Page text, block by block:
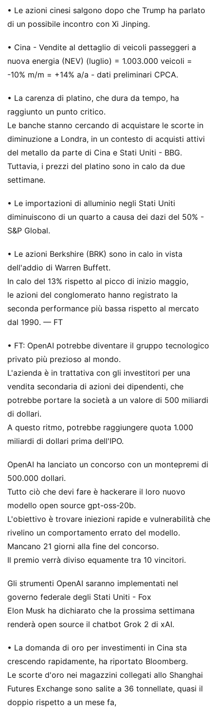
• Le azioni cinesi salgono dopo che Trump ha parlato
di un possibile incontro con Xi Jinping.
• Cina - Vendite al dettaglio di veicoli passeggeri a
nuova energia (NEV) (luglio) = 1.003.000 veicoli =
-10% m/m = +14% a/a - dati preliminari CPCA.
• La carenza di platino, che dura da tempo, ha
raggiunto un punto critico.
Le banche stanno cercando di acquistare le scorte in
diminuzione a Londra, in un contesto di acquisti attivi
del metallo da parte di Cina e Stati Uniti - BBG.
Tuttavia, i prezzi del platino sono in calo da due
settimane.
• Le importazioni di alluminio negli Stati Uniti
diminuiscono di un quarto a causa dei dazi del 50% -
S&P Global.
• Le azioni Berkshire (BRK) sono in calo in vista
dell'addio di Warren Buffett.
In calo del 13% rispetto al picco di inizio maggio,
le azioni del conglomerato hanno registrato la
seconda performance più bassa rispetto al mercato
dal 1990. — FT
• FT: OpenAI potrebbe diventare il gruppo tecnologico
privato più prezioso al mondo.
L'azienda è in trattativa con gli investitori per una
vendita secondaria di azioni dei dipendenti, che
potrebbe portare la società a un valore di 500 miliardi
di dollari.
A questo ritmo, potrebbe raggiungere quota 1.000
miliardi di dollari prima dell'IPO.
OpenAI ha lanciato un concorso con un montepremi di
500.000 dollari.
Tutto ciò che devi fare è hackerare il loro nuovo
modello open source gpt-oss-20b.
L'obiettivo è trovare iniezioni rapide e vulnerabilità che
rivelino un comportamento errato del modello.
Mancano 21 giorni alla fine del concorso.
Il premio verrà diviso equamente tra 10 vincitori.
Gli strumenti OpenAI saranno implementati nel
governo federale degli Stati Uniti - Fox
Elon Musk ha dichiarato che la prossima settimana
renderà open source il chatbot Grok 2 di xAI.
• La domanda di oro per investimenti in Cina sta
crescendo rapidamente, ha riportato Bloomberg.
Le scorte d'oro nei magazzini collegati allo Shanghai
Futures Exchange sono salite a 36 tonnellate, quasi il
doppio rispetto a un mese fa,